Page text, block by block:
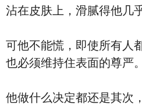
沾在皮肤上，滑腻得他几
可他不能慌，即使所有人
也必须维持住表面的尊严。
他做什么决定都还是其次